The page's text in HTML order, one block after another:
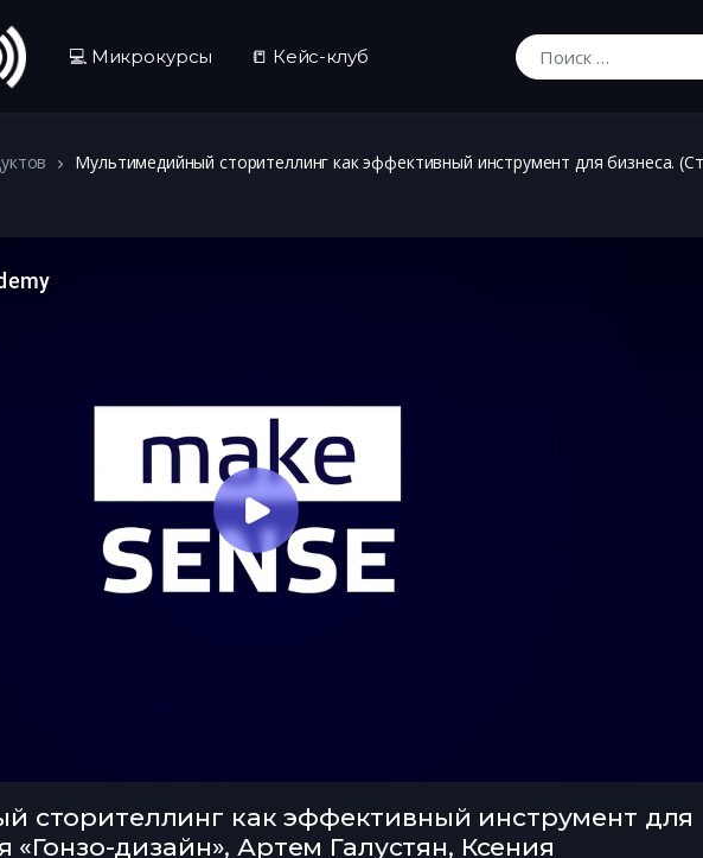
💻 Микрокурсы 📒 Кейс-клуб
Искать:
Мультимедийный сторителлинг как эффективный инструмент для бизнеса.
сторителлинг как эффективный инструмент для
«Гонзо-дизайн», Артем Галустян, Ксения